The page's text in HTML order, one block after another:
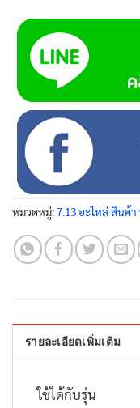
หมวดหมู่:7.13 อะไหล่ สินค้
รายละเอียดเพิ่มเติม
ใช้ได้กับรุ่น